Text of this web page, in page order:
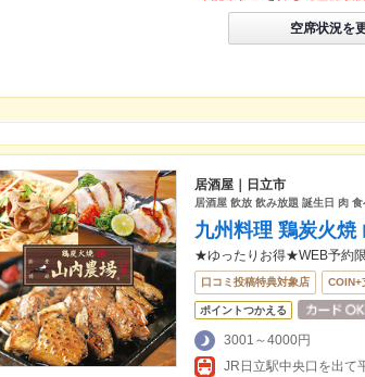
空席状況を
居酒屋｜日立市
居酒屋 飲放 飲み放題 誕生日 肉 食
九州料理 鶏炭火
★ゆったりお得★WEB予約
口コミ投稿特典対象店 COIN+
ポイントつかえる
3001～4000円